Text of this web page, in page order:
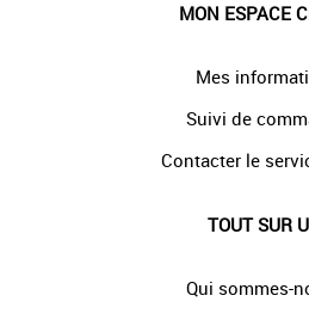
MON ESPACE
Mes
Suivi de
Contacter le
TOUT SUR
Qui sommes-